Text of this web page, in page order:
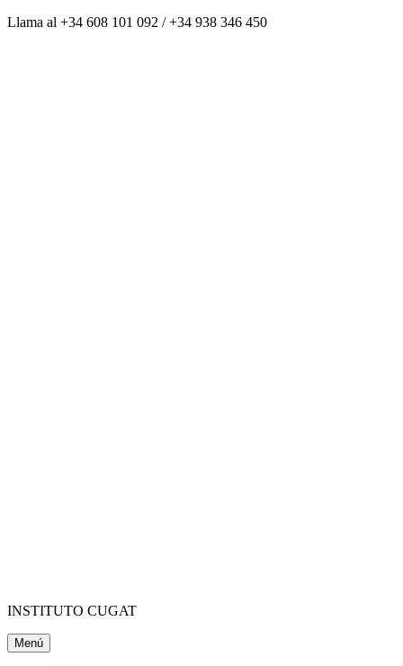
Saltar
Llama al +34 608 101 092 / +34 938 346 450
INSTITUTO CUGAT
Menú